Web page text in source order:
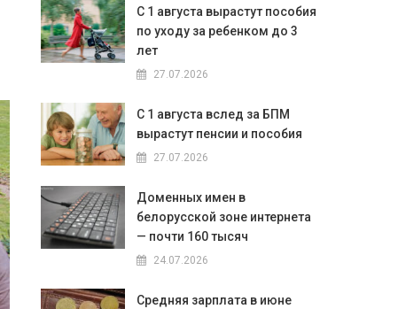
С 1 августа вырастут пособия
по уходу за ребенком до 3
лет
27.07.2026
С 1 августа вслед за БПМ
вырастут пенсии и пособия
27.07.2026
Доменных имен в
белорусской зоне интернета
— почти 160 тысяч
24.07.2026
Средняя зарплата в июне